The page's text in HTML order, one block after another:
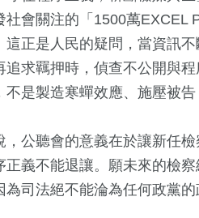
社會關注的「1500萬EXCEL
這正是人民的疑問，當資訊
追求羈押時，偵查不公開與
不是製造寒蟬效應、施壓被告
，公聽會的意義在於讓新任
正義不能退讓。願未來的檢
為司法絕不能淪為任何政黨